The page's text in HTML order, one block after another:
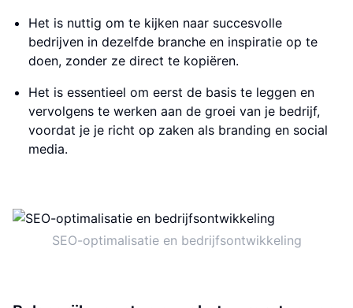
Het is nuttig om te kijken naar succesvolle
bedrijven in dezelfde branche en inspiratie op te
doen, zonder ze direct te kopiëren.
Het is essentieel om eerst de basis te leggen en
vervolgens te werken aan de groei van je bedrijf,
voordat je je richt op zaken als branding en social
media.
SEO-optimalisatie en bedrijfsontwikkeling